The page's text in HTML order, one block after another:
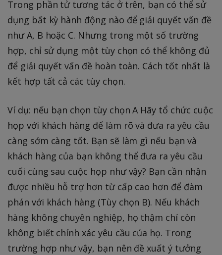
Trong phần tử tương tác ở trên, bạn có thể sử
dụng bất kỳ hành động nào để giải quyết vấn đề
như A, B hoặc C. Nhưng trong một số trường
hợp, chỉ sử dụng một tùy chọn có thể không đủ
để giải quyết vấn đề hoàn toàn. Cách tốt nhất là
kết hợp tất cả các tùy chọn.
Ví dụ: nếu bạn chọn tùy chọn A Hãy tổ chức cuộc
họp với khách hàng để làm rõ và đưa ra yêu cầu
càng sớm càng tốt. Bạn sẽ làm gì nếu bạn và
khách hàng của bạn không thể đưa ra yêu cầu
cuối cùng sau cuộc họp như vậy? Bạn cần nhận
được nhiều hỗ trợ hơn từ cấp cao hơn để đàm
phán với khách hàng (Tùy chọn B). Nếu khách
hàng không chuyên nghiệp, họ thậm chí còn
không biết chính xác yêu cầu của họ. Trong
trường hợp như vậy, bạn nên đề xuất ý tưởng